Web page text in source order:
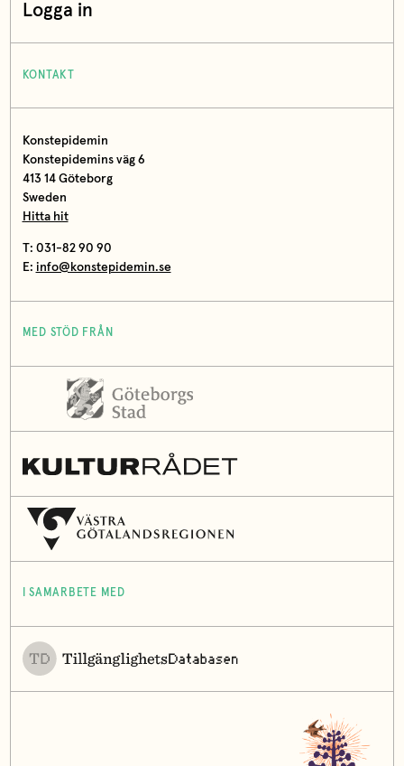
Logga in
KONTAKT
Konstepidemin
Konstepidemins väg 6
413 14 Göteborg
Sweden
Hitta hit
T: 031-82 90 90
E: info@konstepidemin.se
MED STÖD FRÅN
I SAMARBETE MED